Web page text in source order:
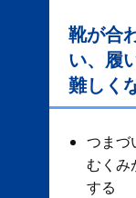
靴が合
い、履
難しく
つまづ
むくみ
する